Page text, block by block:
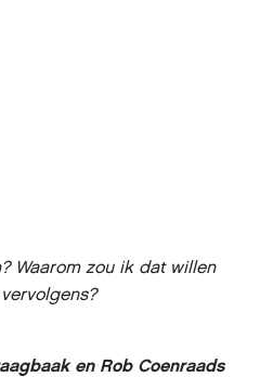
Waarom zou ik dat willen
en Rob Coenraads